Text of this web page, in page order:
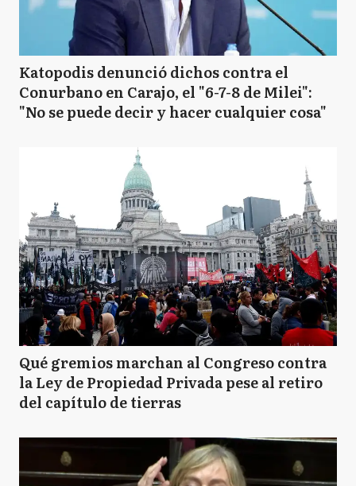
Katopodis denunció dichos contra el
Conurbano en Carajo, el "6-7-8 de Milei":
"No se puede decir y hacer cualquier cosa"
Qué gremios marchan al Congreso contra
la Ley de Propiedad Privada pese al retiro
del capítulo de tierras